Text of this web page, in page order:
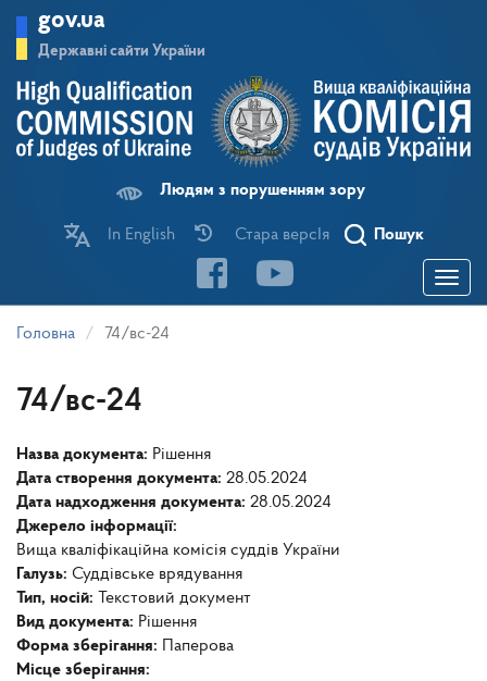
основного
матеріалу
gov.ua
Державні сайти України
Людям з порушенням зору
In English Стара версІя Пошук
Toggle
Головна 74/вс-24
74/вс-24
Назва документа: Рішення
Дата створення документа: 28.05.2024
Дата надходження документа: 28.05.2024
Джерело інформації:
Вища кваліфікаційна комісія суддів України
Галузь: Суддівське врядування
Тип, носій:
Текстовий документ
Вид документа: Рішення
Форма зберігання:
Паперова
Місце зберігання: